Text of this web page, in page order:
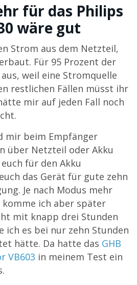
für das Philips
wäre gut
Strom aus dem Netzteil,
Für 95 Prozent der
weil eine Stromquelle
restlichen Fällen müsst ihr
mir auf jeden Fall noch
mir beim Empfänger
über Netzteil oder Akku
für den Akku
das Gerät für gute zehn
Je nach Modus mehr
ich aber später
mit knapp drei Stunden
ich es bei nur zehn Stunden
hätte. Da hatte das GHB
VB603 in meinem Test ein